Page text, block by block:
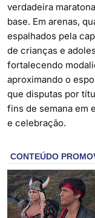
verdadeira
base. Em arenas,
espalhados pela
de crianças e
fortalecendo
aproximando o
que disputas por
fins de semana em
e celebração.